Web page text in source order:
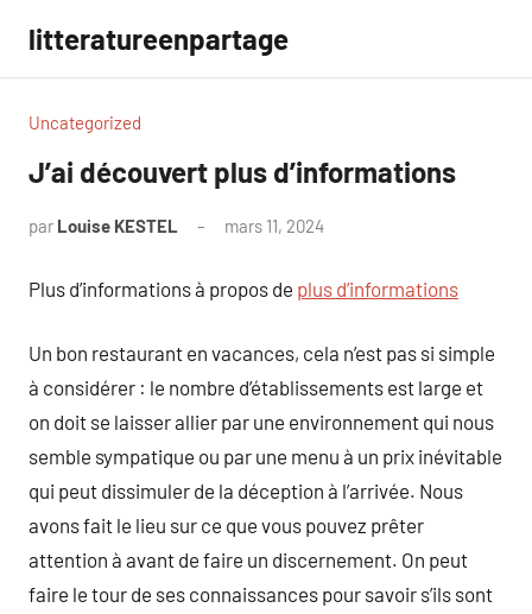
contenu
litteratureenpartage
Uncategorized
J’ai découvert plus d’informations
par Louise KESTEL mars 11, 2024
Plus d’informations à propos de plus d’informations
Un bon restaurant en vacances, cela n’est pas si simple
à considérer : le nombre d’établissements est large et
on doit se laisser allier par une environnement qui nous
semble sympatique ou par une menu à un prix inévitable
qui peut dissimuler de la déception à l’arrivée. Nous
avons fait le lieu sur ce que vous pouvez prêter
attention à avant de faire un discernement. On peut
faire le tour de ses connaissances pour savoir s’ils sont